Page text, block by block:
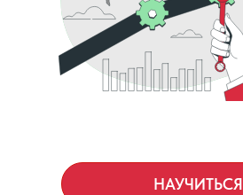
НАУЧИТЬСЯ